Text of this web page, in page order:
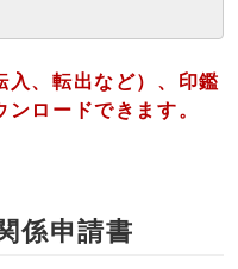
入、転出など）、印鑑
ロードできます。
係申請書